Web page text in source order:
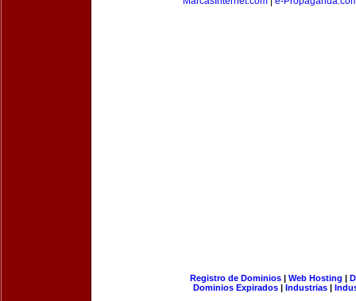
Registro de Dominios| Web Hosting |
Dominios Expirados | Industrias |